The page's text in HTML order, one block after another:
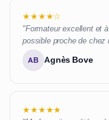
★★★★☆
"Formateur excellent et
possible proche de
AB Agnès Bove
★★★★★